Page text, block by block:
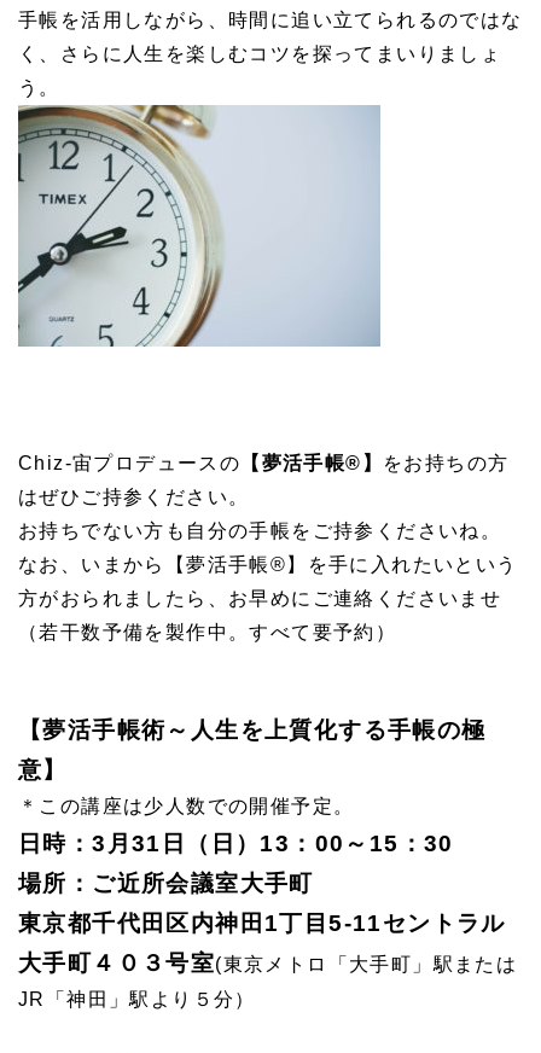
手帳を活用しながら、時間に追い立てられるのではな
く、さらに人生を楽しむコツを探ってまいりましょ
う。
Chiz-宙プロデュースの 【夢活手帳®】
をお持ちの方
はぜひご持参ください。
お持ちでない方も自分の手帳をご持参くださいね。
なお、いまから【夢活手帳®】を手に入れたいという
方がおられましたら、お早めにご連絡くださいませ
（若干数予備を製作中。すべて要予約）
【夢活手帳術～人生を上質化する手帳の極
意】
＊この講座は少人数での開催予定。
日時：3月31日（日）13：00～15：30
場所：ご近所会議室大手町
東京都千代田区内神田1丁目5-11セントラル
大手町４０３号室(東京メトロ「大手町」駅または
JR「神田」駅より５分）